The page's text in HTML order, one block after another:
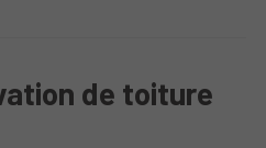
de toiture